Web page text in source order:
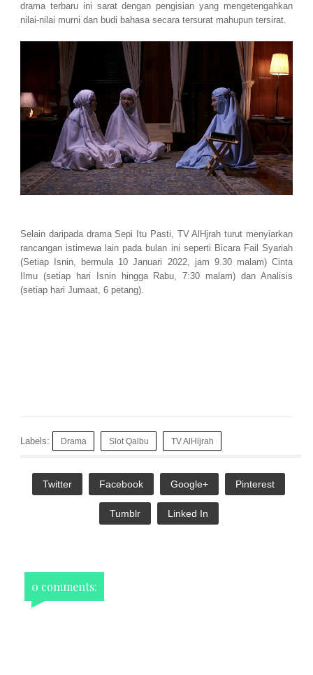
drama terbaru ini sarat dengan pengisian yang mengetengahkan
nilai-nilai murni dan budi bahasa secara tersurat mahupun tersirat.
Selain daripada drama Sepi Itu Pasti, TV AlHjrah turut menyiarkan
rancangan istimewa lain pada bulan ini seperti Bicara Fail Syariah
(Setiap Isnin, bermula 10 Januari 2022, jam 9.30 malam) Cinta
Ilmu (setiap hari Isnin hingga Rabu, 7:30 malam) dan Analisis
(setiap hari Jumaat, 6 petang).
Labels: Drama Slot Qalbu TV AlHijrah
Twitter Facebook Google+ Pinterest
Tumblr Linked In
0 comments: